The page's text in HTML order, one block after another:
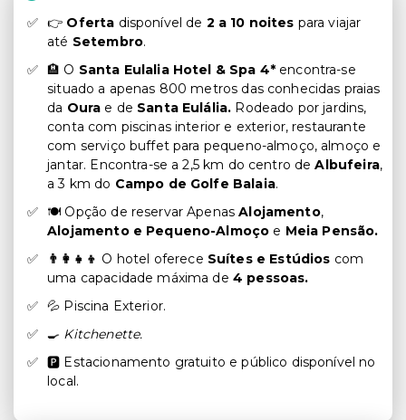
👉 Oferta disponível de 2 a 10 noites para viajar
até Setembro.
🏨 O Santa Eulalia Hotel & Spa 4*encontra-se
situado a apenas 800 metros das conhecidas praias
da Oura e de Santa Eulália. Rodeado por jardins,
conta com piscinas interior e exterior, restaurante
com serviço buffet para pequeno-almoço, almoço e
jantar. Encontra-se a 2,5 km do centro deAlbufeira,
a 3 km do Campo de Golfe Balaia.
🍽 Opção de reservar Apenas Alojamento,
Alojamento e Pequeno-Almoço e Meia Pensão.
👨‍👩‍👧‍👦 O hotel oferece Suítes e Estúdios com
uma capacidade máxima de 4 pessoas.
💦 Piscina Exterior.
🍳 Kitchenette.
🅿️ Estacionamento gratuito e público disponível no
local.